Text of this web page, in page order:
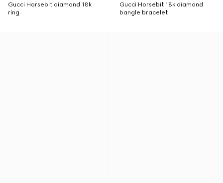
Gucci Horsebit diamond 18k
ring
Gucci Horsebit 18k diamond
bangle bracelet